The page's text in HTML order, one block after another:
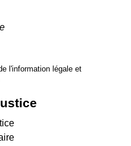
l'information légale et